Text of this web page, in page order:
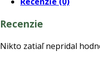
dušičky
spomíname
Recenzie
Nikto zatiaľ nepridal